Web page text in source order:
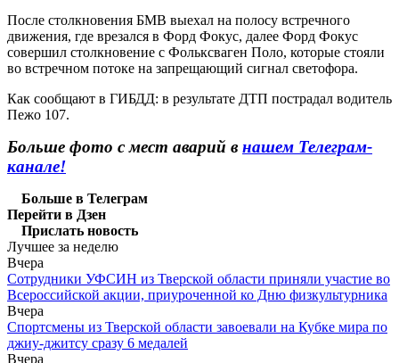
После столкновения БМВ выехал на полосу встречного
движения, где врезался в Форд Фокус, далее Форд Фокус
совершил столкновение с Фольксваген Поло, которые стояли
во встречном потоке на запрещающий сигнал светофора.
Как сообщают в ГИБДД: в результате ДТП пострадал водитель
Пежо 107.
Больше фото с мест аварий в нашем Телеграм-
канале!
Больше в Телеграм
Перейти в Дзен
Прислать новость
Лучшее за неделю
Вчера
Сотрудники УФСИН из Тверской области приняли участие во
Всероссийской акции, приуроченной ко Дню физкультурника
Вчера
Спортсмены из Тверской области завоевали на Кубке мира по
джиу-джитсу сразу 6 медалей
Вчера